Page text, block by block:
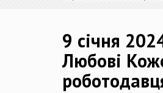
9 січня
Любові